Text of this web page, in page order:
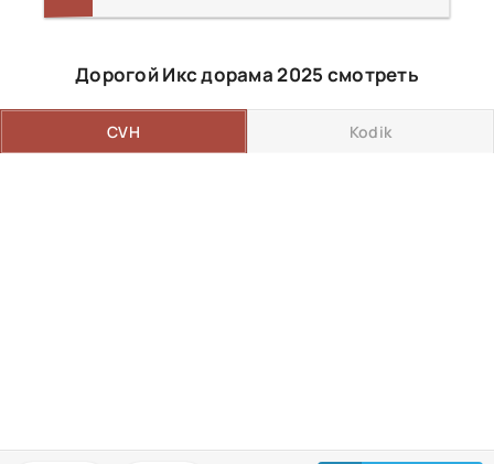
Дорогой Икс дорама 2025 смотреть
CVH Kodik